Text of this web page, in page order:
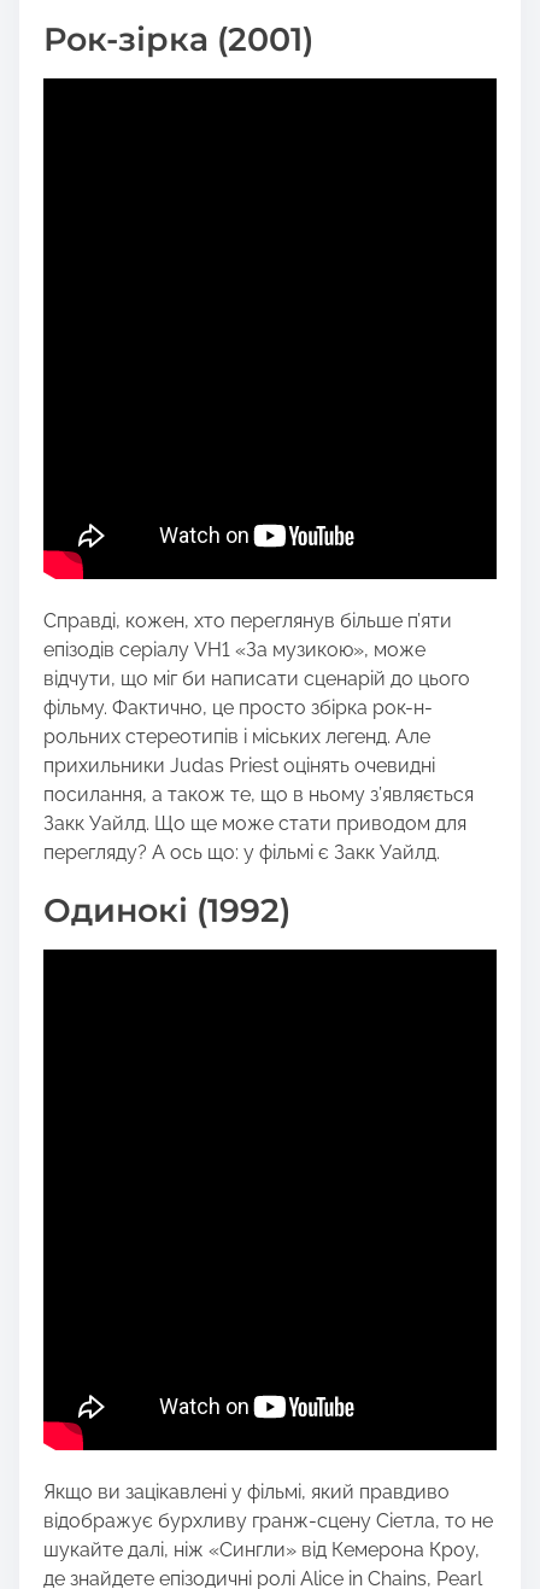
Рок-зірка (2001)
Справді, кожен, хто переглянув більше п’яти
епізодів серіалу VH1 «За музикою», може
відчути, що міг би написати сценарій до цього
фільму. Фактично, це просто збірка рок-н-
рольних стереотипів і міських легенд. Але
прихильники Judas Priest оцінять очевидні
посилання, а також те, що в ньому з’являється
Закк Уайлд. Що ще може стати приводом для
перегляду? А ось що: у фільмі є Закк Уайлд.
Одинокі (1992)
Якщо ви зацікавлені у фільмі, який правдиво
відображує бурхливу гранж-сцену Сіетла, то не
шукайте далі, ніж «Сингли» від Кемерона Кроу,
де знайдете епізодичні ролі Alice in Chains, Pearl